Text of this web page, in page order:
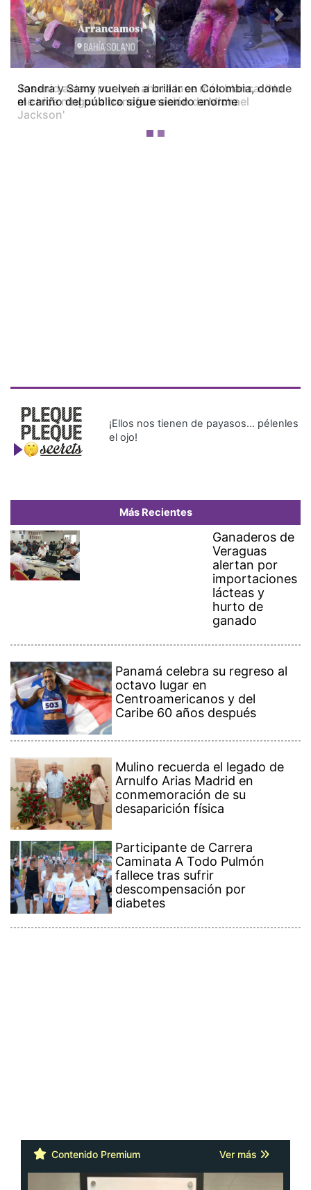
Josenid aclara por qué ahora luce más blanca: 'No
me hice ninguna transformación de Michael
Jackson'
Previous Next
¡Ellos nos tienen de payasos… pélenles
el ojo!
Más Recientes
Ganaderos de
Veraguas
alertan por
importaciones
lácteas y
hurto de
ganado
Panamá celebra su regreso al
octavo lugar en
Centroamericanos y del
Caribe 60 años después
Mulino recuerda el legado de
Arnulfo Arias Madrid en
conmemoración de su
desaparición física
Participante de Carrera
Caminata A Todo Pulmón
fallece tras sufrir
descompensación por
diabetes
Contenido Premium Ver más